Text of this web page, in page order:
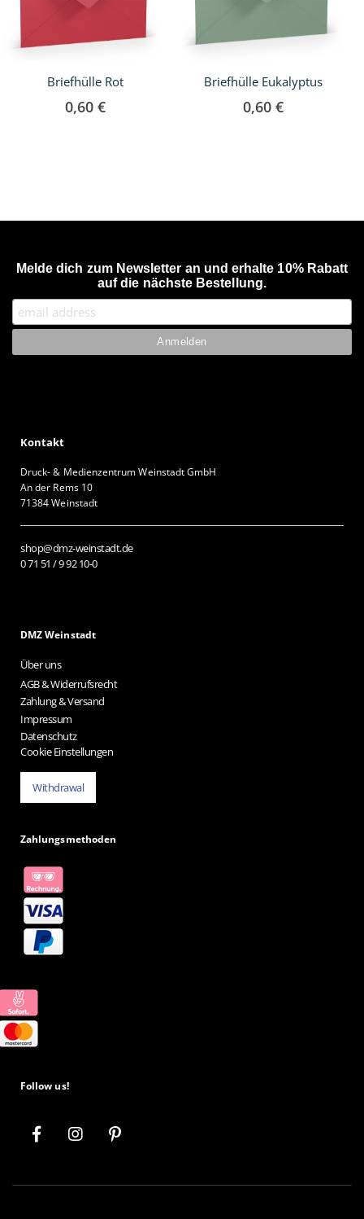
Briefhülle Rot
0,60 €
Briefhülle Eukalyptus
0,60 €
Melde dich zum Newsletter an und erhalte 10% Rabatt
auf die nächste Bestellung.
Kontakt
Druck- & Medienzentrum Weinstadt GmbH
An der Rems 10
71384 Weinstadt
shop@dmz-weinstadt.de
0 71 51 / 9 92 10-0
DMZ Weinstadt
Über uns
AGB & Widerrufsrecht
Zahlung & Versand
Impressum
Datenschutz
Cookie Einstellungen
Withdrawal
Zahlungsmethoden
Follow us!